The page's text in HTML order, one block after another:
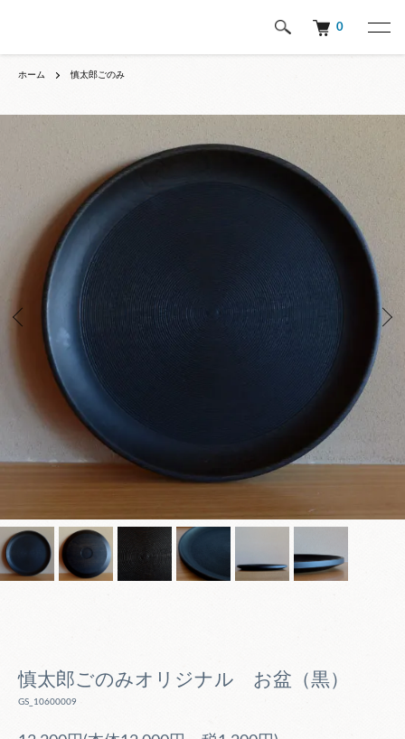
0
ホーム 慎太郎ごのみ
慎太郎ごのみオリジナル お盆（黒）
GS_10600009